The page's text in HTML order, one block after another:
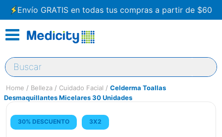
Envío GRATIS en todas tus compras a partir de $60
Buscar
Belleza Cuidado Facial
Celderma Toallas
Desmaquillantes Micelares 30 Unidades
30% DESCUENTO 3X2